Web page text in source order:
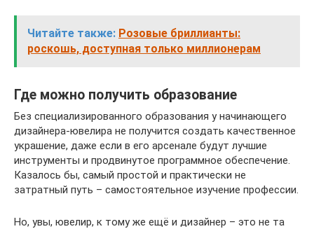
Читайте также: Розовые бриллианты:
роскошь, доступная только миллионерам
Где можно получить образование
Без специализированного образования у начинающего
дизайнера-ювелира не получится создать качественное
украшение, даже если в его арсенале будут лучшие
инструменты и продвинутое программное обеспечение.
Казалось бы, самый простой и практически не
затратный путь – самостоятельное изучение профессии.
Но, увы, ювелир, к тому же ещё и дизайнер – это не та